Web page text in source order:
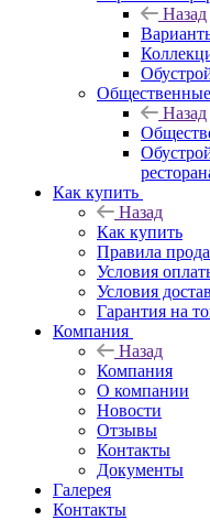
Назад
Общественные
Назад
Как купить
Назад
Как купить
Правила
Условия
Условия
Гарантия на
Компания
Назад
Компания
О компании
Новости
Отзывы
Контакты
Документы
Галерея
Контакты